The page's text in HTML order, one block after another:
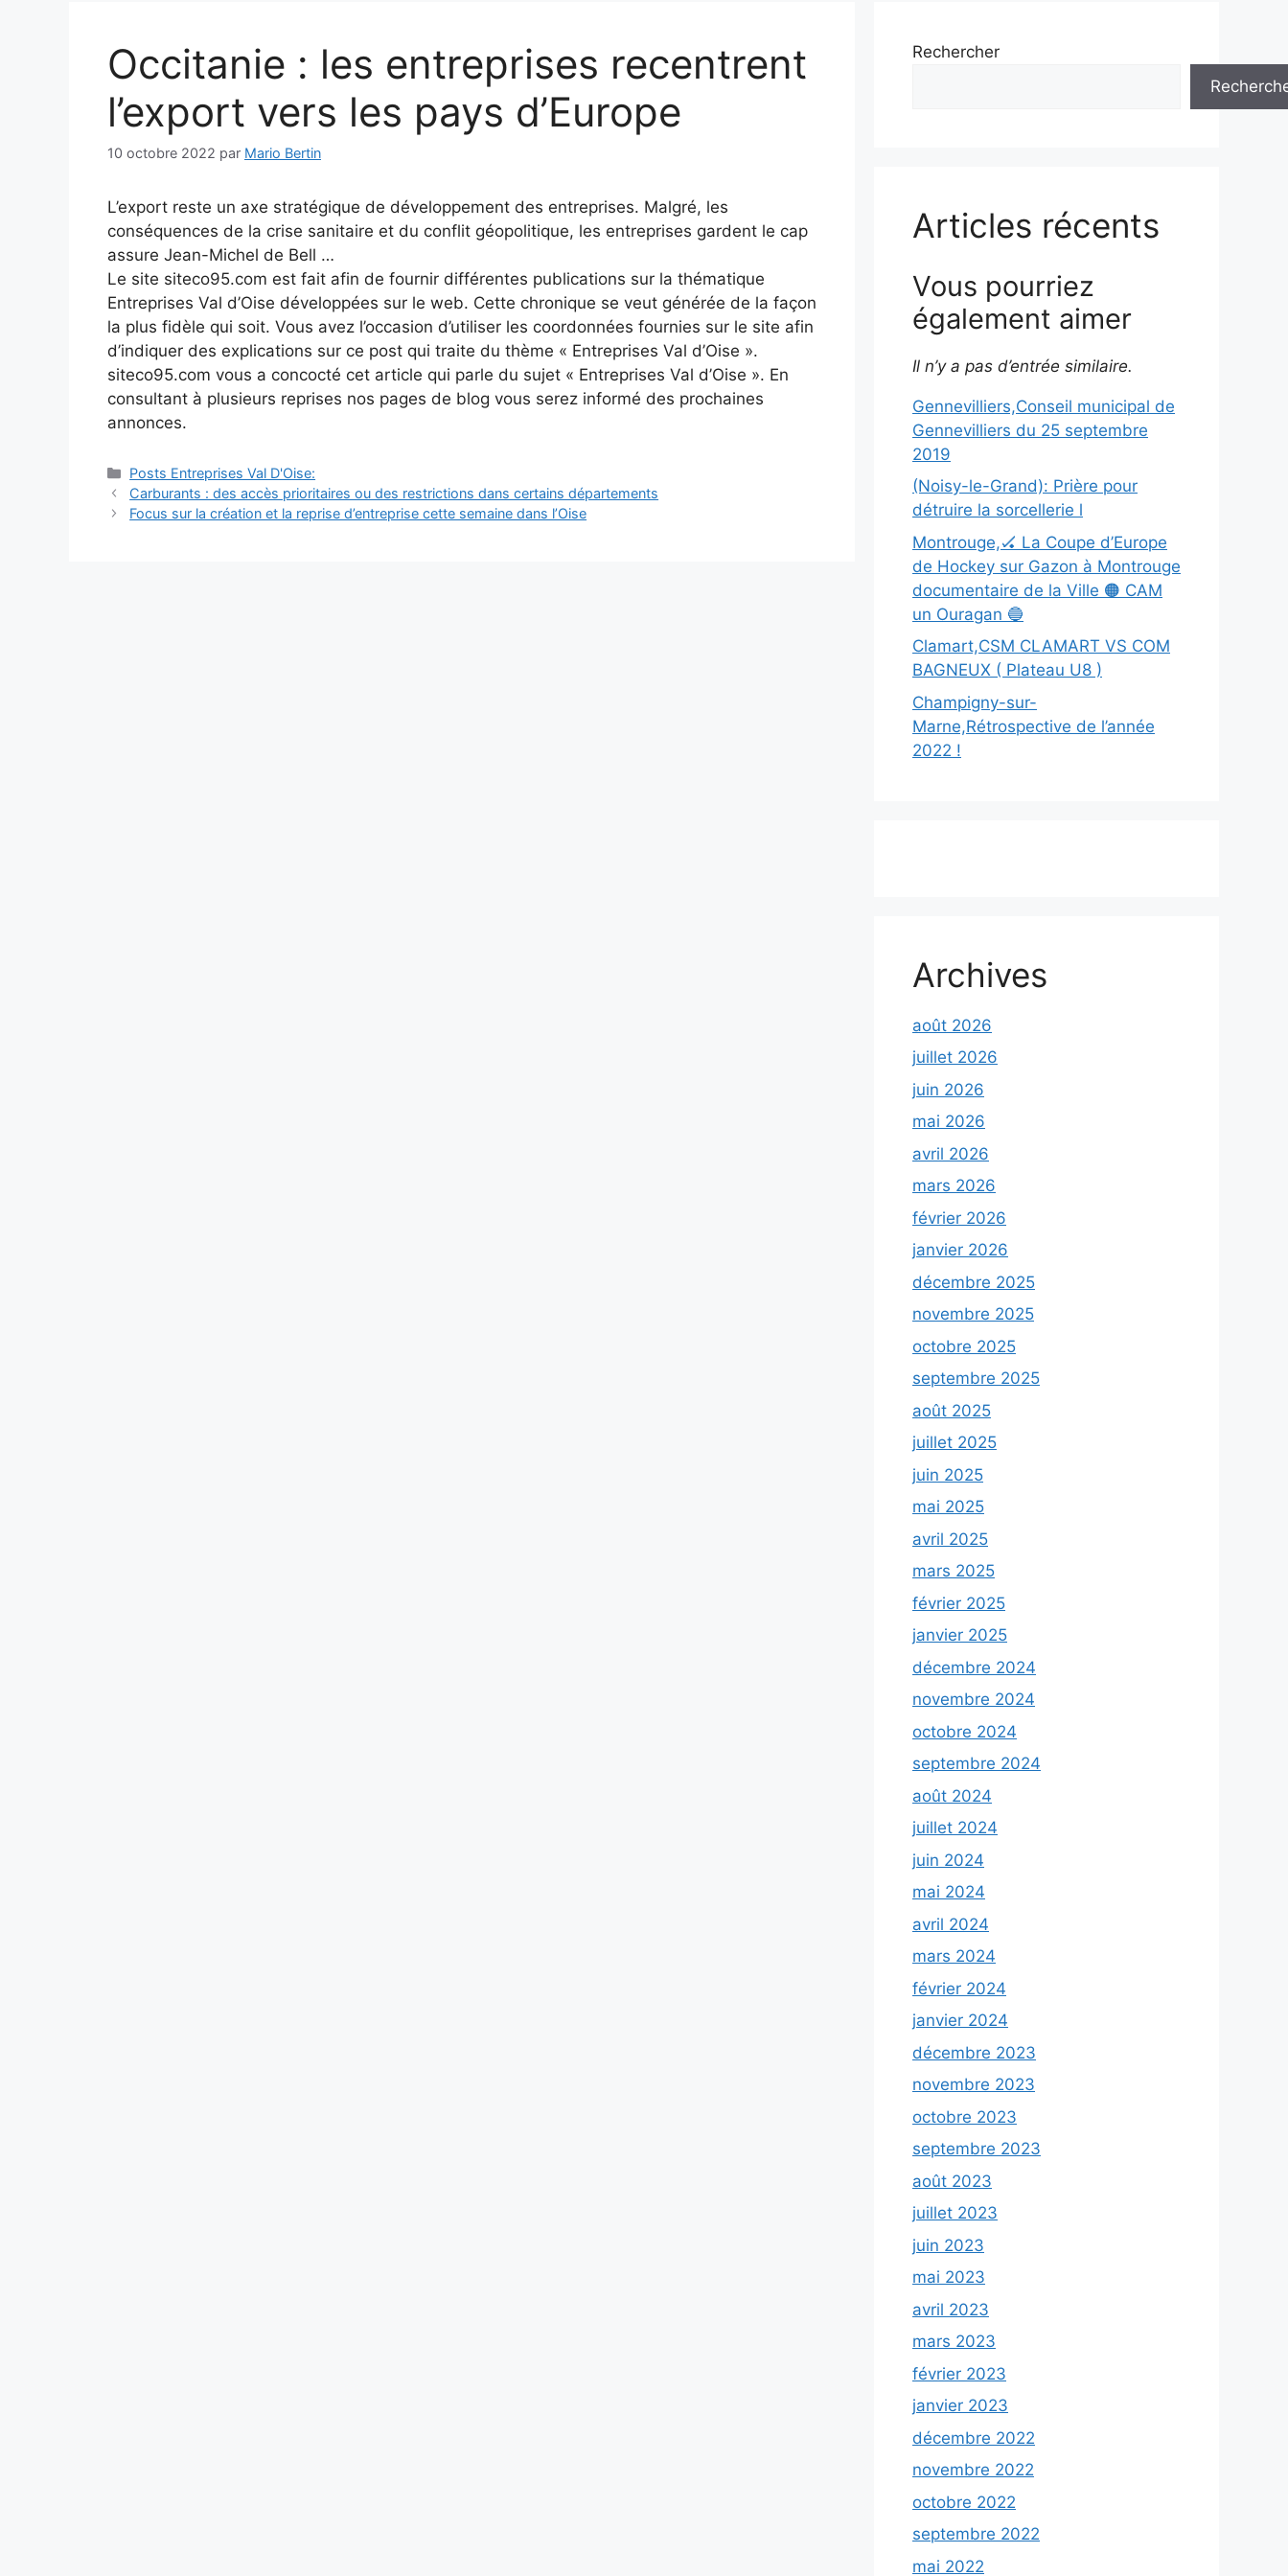
Occitanie : les entreprises recentrent
l’export vers les pays d’Europe
10 octobre 2022 par Mario Bertin
L’export reste un axe stratégique de développement des entreprises. Malgré, les
conséquences de la crise sanitaire et du conflit géopolitique, les entreprises gardent le cap
assure Jean-Michel de Bell …
Le site siteco95.com est fait afin de fournir différentes publications sur la thématique
Entreprises Val d’Oise développées sur le web. Cette chronique se veut générée de la façon
la plus fidèle qui soit. Vous avez l’occasion d’utiliser les coordonnées fournies sur le site afin
d’indiquer des explications sur ce post qui traite du thème « Entreprises Val d’Oise ».
siteco95.com vous a concocté cet article qui parle du sujet « Entreprises Val d’Oise ». En
consultant à plusieurs reprises nos pages de blog vous serez informé des prochaines
annonces.
Catégories
Posts Entreprises Val D'Oise:
Navigation
des
Carburants : des accès prioritaires ou des restrictions dans certains départements
Focus sur la création et la reprise d’entreprise cette semaine dans l’Oise
Rechercher
Articles récents
Vous pourriez
également aimer
Il n’y a pas d’entrée similaire.
Gennevilliers,Conseil municipal de
Gennevilliers du 25 septembre
2019
(Noisy-le-Grand): Prière pour
détruire la sorcellerie l
Montrouge,🏑 La Coupe d’Europe
de Hockey sur Gazon à Montrouge
documentaire de la Ville 🟠 CAM
un Ouragan 🔵
Clamart,CSM CLAMART VS COM
BAGNEUX ( Plateau U8 )
Champigny-sur-
Marne,Rétrospective de l’année
2022 !
Archives
août 2026
juillet 2026
juin 2026
mai 2026
avril 2026
mars 2026
février 2026
janvier 2026
décembre 2025
novembre 2025
octobre 2025
septembre 2025
août 2025
juillet 2025
juin 2025
mai 2025
avril 2025
mars 2025
février 2025
janvier 2025
décembre 2024
novembre 2024
octobre 2024
septembre 2024
août 2024
juillet 2024
juin 2024
mai 2024
avril 2024
mars 2024
février 2024
janvier 2024
décembre 2023
novembre 2023
octobre 2023
septembre 2023
août 2023
juillet 2023
juin 2023
mai 2023
avril 2023
mars 2023
février 2023
janvier 2023
décembre 2022
novembre 2022
octobre 2022
septembre 2022
mai 2022